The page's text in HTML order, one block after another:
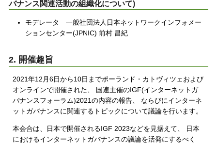
バナンス関連活動の組織化について)
モデレータ 一般社団法人日本ネットワークインフォメー
ションセンター(JPNIC) 前村 昌紀
2. 開催趣旨
2021年12月6日から10日までポーランド・カトヴィツェおよび
オンラインで開催された、 国連主催のIGF(インターネットガ
バナンスフォーラム)2021の内容の報告、 ならびにインターネ
ットガバナンスに関連するトピックについて議論を行います。
本会合は、日本で開催されるIGF 2023などを見据えて、 日本
におけるインターネットガバナンスの議論を活発にするべく